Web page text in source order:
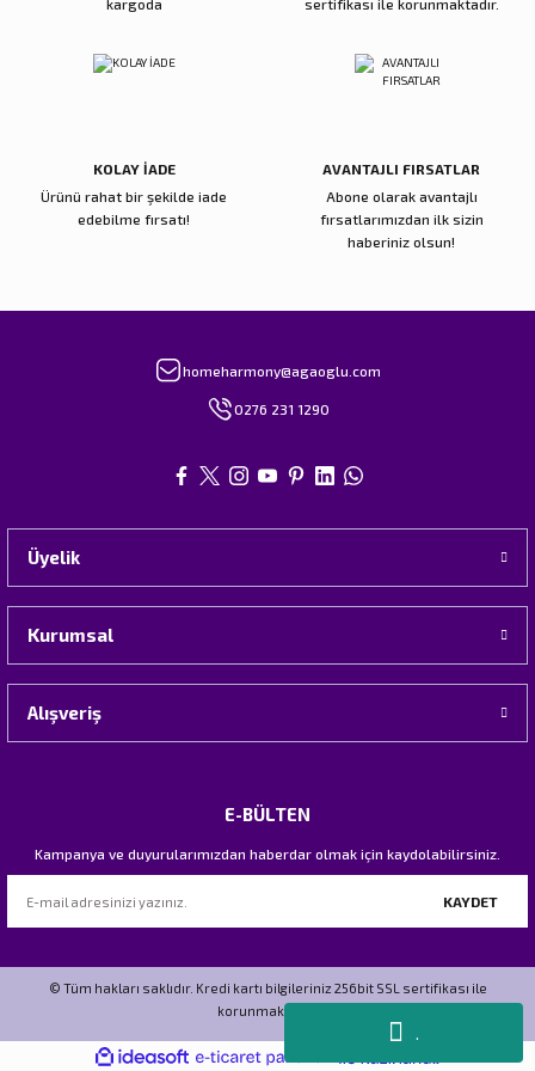
.
kargoda
sertifikası ile korunmaktadır.
KOLAY İADE
Ürünü rahat bir şekilde iade
edebilme fırsatı!
AVANTAJLI FIRSATLAR
Abone olarak avantajlı
fırsatlarımızdan ilk sizin
haberiniz olsun!
homeharmony@agaoglu.com
0276 231 1290
Üyelik
Kurumsal
Alışveriş
E-BÜLTEN
Kampanya ve duyurularımızdan haberdar olmak için kaydolabilirsiniz.
KAYDET
© Tüm hakları saklıdır. Kredi kartı bilgileriniz 256bit SSL sertifikası ile
korunmaktadır.
ideasoft